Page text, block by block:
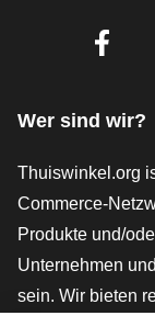
Wer sind wir?
Thuiswinkel.org
Commerce-
Produkte und/
Unternehmen
sein. Wir bieten